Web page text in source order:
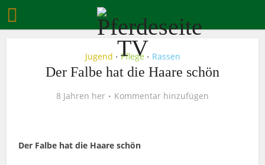
Jugend • Pflege • Rassen
Der Falbe hat die Haare schön
8 Jahren her Kommentar hinzufügen
Der Falbe hat die Haare schön